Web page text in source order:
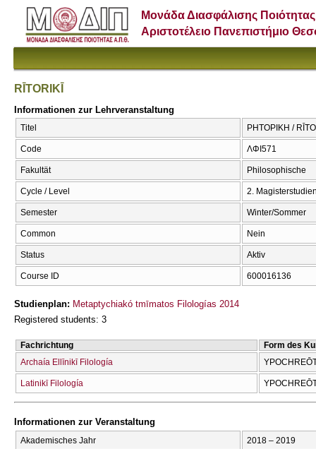
Μονάδα Διασφάλισης Ποιότητας
Αριστοτέλειο Πανεπιστήμιο
RĪTORIKĪ
Informationen zur Lehrveranstaltung
Titel ΡΗΤΟΡΙΚΗ /
Code ΛΦΙ571
Fakultät Philosophische
Cycle / Level 2.
Semester Winter/Sommer
Common Nein
Status Aktiv
Course ID 600016136
Studienplan: Metaptychiakó tmīmatos Filologías 2014
Registered students: 3
Fachrichtung
Form des
Archaía Ellīnikī Filología
Latinikī Filología
Informationen zur Veranstaltung
Akademisches Jahr 2018 – 2019